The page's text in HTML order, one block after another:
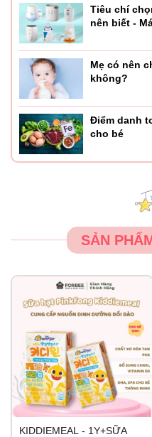
Tiêu chí
nên biết -
Mẹ có nên
không?
Điểm danh
cho bé
SẢN
KIDDIEMEAL - 1Y+SỮA